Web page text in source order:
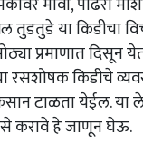
तुडतुडे या किडीचा
प्रमाणात
रसशोषक किडीचे
टाळता येईल.
करावे हे जाणून घेऊ.